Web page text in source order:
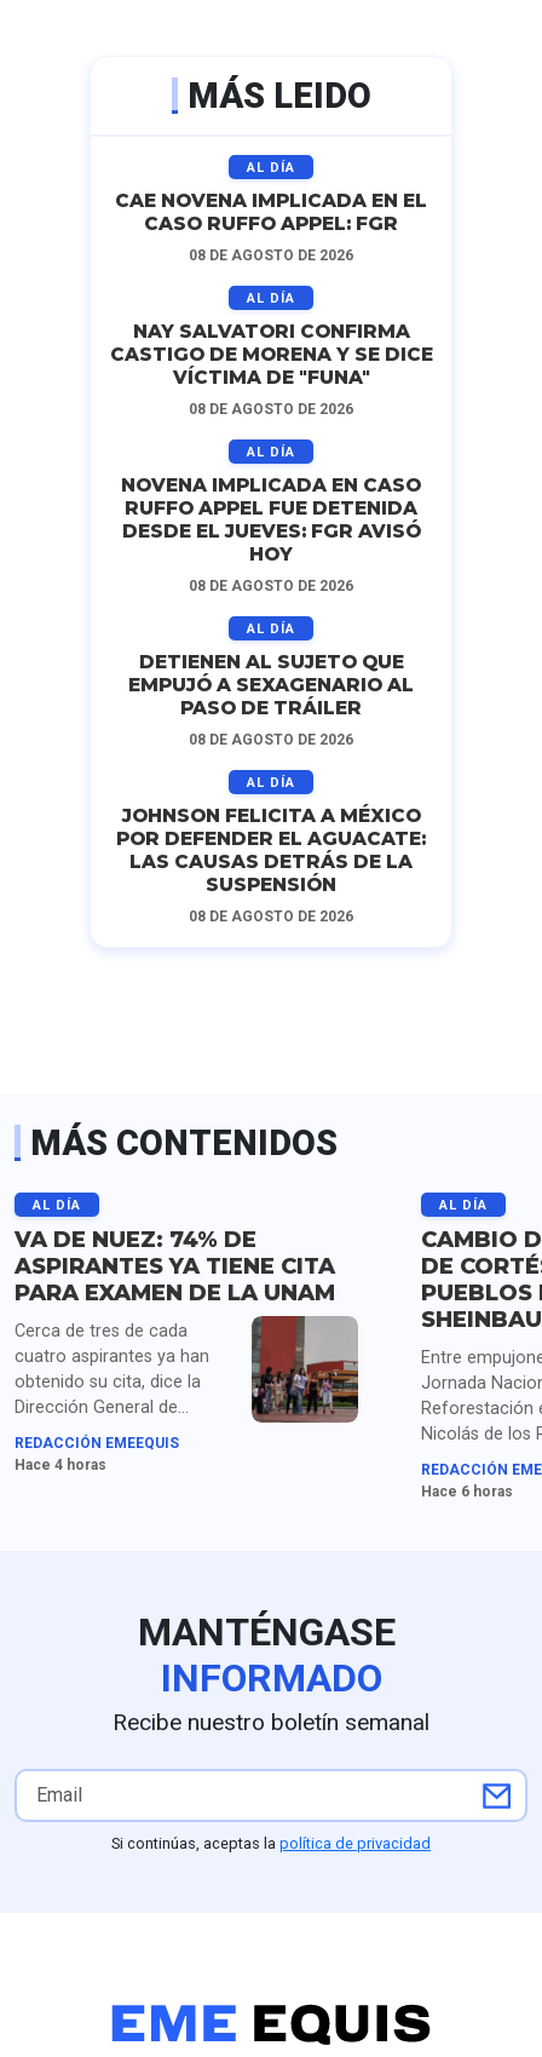
MÁS LEIDO
AL DÍA
CAE NOVENA IMPLICADA EN EL
CASO RUFFO APPEL: FGR
08 DE AGOSTO DE 2026
AL DÍA
NAY SALVATORI CONFIRMA
CASTIGO DE MORENA Y SE DICE
VÍCTIMA DE "FUNA"
08 DE AGOSTO DE 2026
AL DÍA
NOVENA IMPLICADA EN CASO
RUFFO APPEL FUE DETENIDA
DESDE EL JUEVES: FGR AVISÓ
HOY
08 DE AGOSTO DE 2026
AL DÍA
DETIENEN AL SUJETO QUE
EMPUJÓ A SEXAGENARIO AL
PASO DE TRÁILER
08 DE AGOSTO DE 2026
AL DÍA
JOHNSON FELICITA A MÉXICO
POR DEFENDER EL AGUACATE:
LAS CAUSAS DETRÁS DE LA
SUSPENSIÓN
08 DE AGOSTO DE 2026
MÁS CONTENIDOS
AL DÍA
VA DE NUEZ: 74% DE
ASPIRANTES YA TIENE CITA
PARA EXAMEN DE LA UNAM
Cerca de tres de cada
cuatro aspirantes ya han
obtenido su cita, dice la
Dirección General de
Administración Escolar de
la UNAM, mientras siguen
REDACCIÓN EMEEQUIS
Hace 4 horas
AL DÍA
CAMBIO
DE
PUEBLOS
Entre
Jornada
Reforestación
Nicolás de los
Puebla,
el cambio de
REDACCIÓN
Hace 6 horas
MANTÉNGASE
INFORMADO
Recibe nuestro boletín semanal
Si continúas, aceptas la política de privacidad